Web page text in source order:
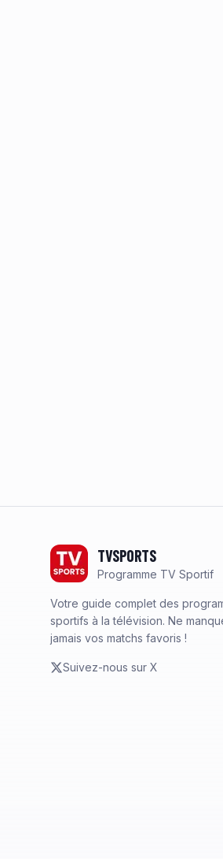
TVSPORTS
Programme TV Sportif
Votre guide complet des
sportifs à la télévision. Ne
jamais vos matchs favoris !
Suivez-nous sur X